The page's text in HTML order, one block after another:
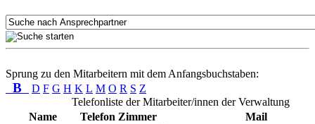
Sprung zu den Mitarbeitern mit dem Anfangsbuchstaben:
B D F G H K L M O R S Z
Telefonliste der Mitarbeiter/innen der Verwaltung
Name
Telefon Zimmer
Mail